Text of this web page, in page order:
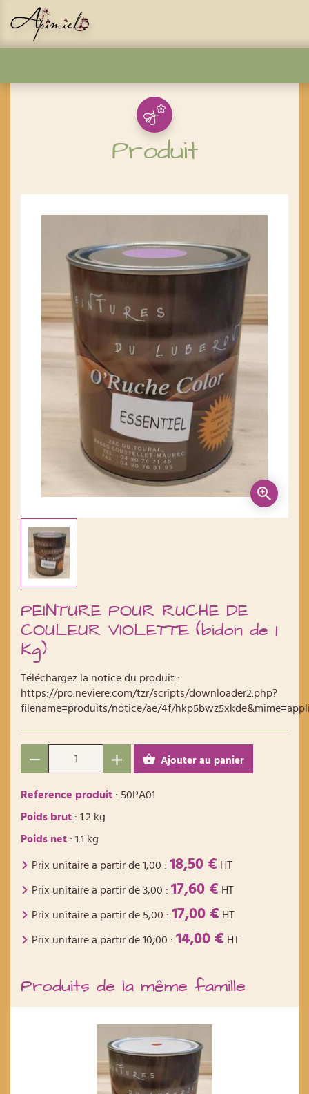
Produit
PEINTURE POUR RUCHE DE
COULEUR VIOLETTE (bidon de 1
Kg)
Téléchargez la notice du produit :
https://pro.neviere.com/tzr/scripts/downloader2.php?
filename=produits/notice/ae/4f/
Ajouter au panier
Reference produit : 50PA01
Poids brut : 1.2 kg
Poids net : 1.1 kg
Prix unitaire a partir de 1,00 : 18,50 € HT
Prix unitaire a partir de 3,00 : 17,60 € HT
Prix unitaire a partir de 5,00 : 17,00 € HT
Prix unitaire a partir de 10,00 : 14,00 € HT
Produits de la même famille
Panneau de gestion des cookies